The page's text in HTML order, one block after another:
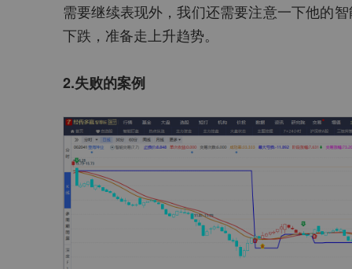
需要继续表现外，我们还需要注意一下他的
下跌，准备走上升趋势。
2.失败的案例